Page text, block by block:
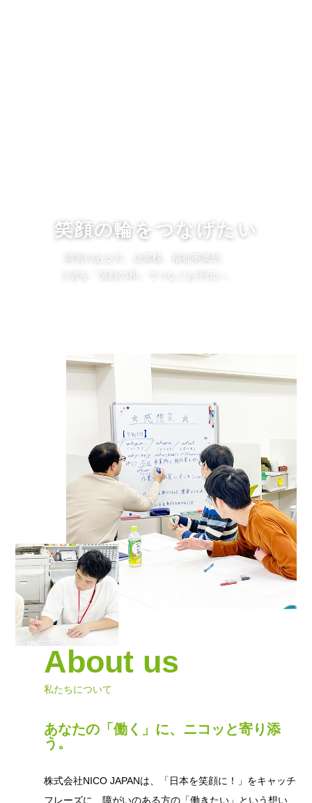
笑顔の輪をつなげたい
障害のある方、企業様、福祉事業所、
３者を「笑顔の和」でつなぐお手伝い。
About us
私たちについて
あなたの「働く」に、ニコッと寄り添
う。
株式会社NICO JAPANは、「日本を笑顔に！」をキャッチ
フレーズに、障がいのある方の「働きたい」という想い